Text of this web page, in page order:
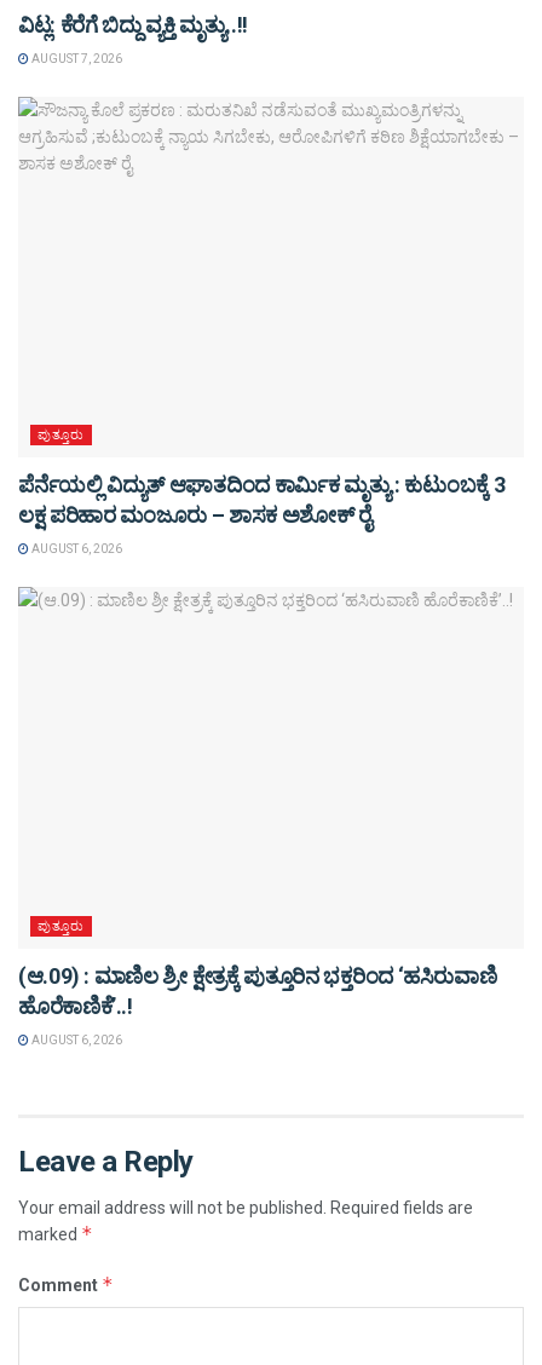
ವಿಟ್ಲ: ಕೆರೆಗೆ ಬಿದ್ದು ವ್ಯಕ್ತಿ ಮೃತ್ಯು..!!
AUGUST 7, 2026
ಪುತ್ತೂರು
ಪೆರ್ನೆಯಲ್ಲಿ ವಿದ್ಯುತ್ ಆಘಾತದಿಂದ ಕಾರ್ಮಿಕ ಮೃತ್ಯು : ಕುಟುಂಬಕ್ಕೆ 3
ಲಕ್ಷ ಪರಿಹಾರ ಮಂಜೂರು – ಶಾಸಕ ಅಶೋಕ್ ರೈ
AUGUST 6, 2026
ಪುತ್ತೂರು
(ಆ.09) : ಮಾಣಿಲ ಶ್ರೀ ಕ್ಷೇತ್ರಕ್ಕೆ ಪುತ್ತೂರಿನ ಭಕ್ತರಿಂದ ‘ಹಸಿರುವಾಣಿ
ಹೊರೆಕಾಣಿಕೆ’..!
AUGUST 6, 2026
Leave a Reply
Your email address will not be published. Required fields are
marked *
Comment *